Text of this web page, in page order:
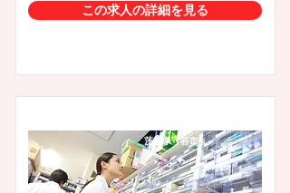
この求人の詳細を見る
茨城県守谷市